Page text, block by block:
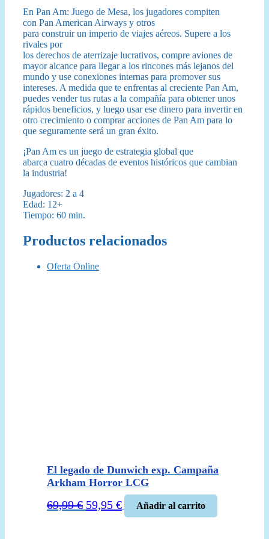
En Pan Am: Juego de Mesa, los jugadores compiten
con Pan American Airways y otros
para construir un imperio de viajes aéreos. Supere a los
rivales por
los derechos de aterrizaje lucrativos, compre aviones de
mayor alcance para llegar a los rincones más lejanos del
mundo y use conexiones internas para promover sus
intereses. A medida que te enfrentas al creciente Pan Am,
puedes vender tus rutas a la compañía para obtener unos
rápidos beneficios, y luego usar ese dinero para invertir en
otro crecimiento o comprar acciones de Pan Am para lo
que seguramente será un gran éxito.
¡Pan Am es un juego de estrategia global que
abarca cuatro décadas de eventos históricos que cambian
la industria!
Jugadores: 2 a 4
Edad: 12+
Tiempo: 60 min.
Productos relacionados
Oferta Online
El legado de Dunwich exp. Campaña
Arkham Horror LCG
69,99€ El
59,95 €El
precio
Añadir al carrito